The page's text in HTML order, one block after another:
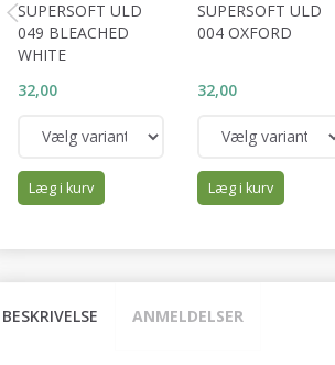
SUPERSOFT ULD
049 BLEACHED
WHITE
32,00
Læg i kurv
SUPERSOFT ULD
004 OXFORD
32,00
Læg i kurv
BESKRIVELSE ANMELDELSER